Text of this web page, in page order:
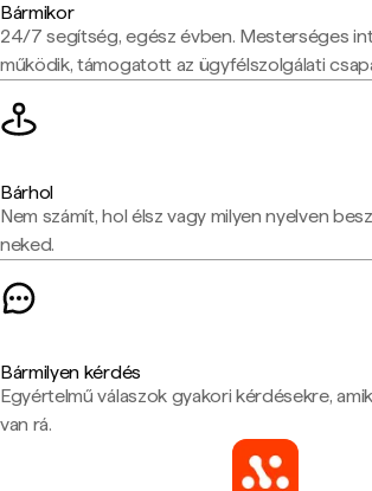
Bármikor
24/7 segítség, egész évben. Mesterséges
működik, támogatott az ügyfélszolgálati
Bárhol
Nem számít, hol élsz vagy milyen nyelven
neked.
Bármilyen kérdés
Egyértelmű válaszok gyakori kérdésekre,
van rá.